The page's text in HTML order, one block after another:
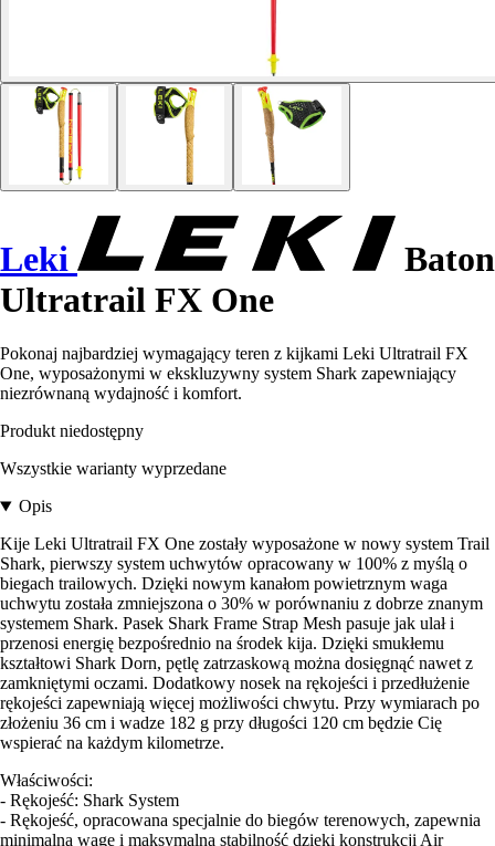
Leki
Baton
Ultratrail FX One
Pokonaj najbardziej wymagający teren z kijkami Leki Ultratrail FX
One, wyposażonymi w ekskluzywny system Shark zapewniający
niezrównaną wydajność i komfort.
Produkt niedostępny
Wszystkie warianty wyprzedane
Opis
Kije Leki Ultratrail FX One zostały wyposażone w nowy system Trail
Shark, pierwszy system uchwytów opracowany w 100% z myślą o
biegach trailowych. Dzięki nowym kanałom powietrznym waga
uchwytu została zmniejszona o 30% w porównaniu z dobrze znanym
systemem Shark. Pasek Shark Frame Strap Mesh pasuje jak ulał i
przenosi energię bezpośrednio na środek kija. Dzięki smukłemu
kształtowi Shark Dorn, pętlę zatrzaskową można dosięgnąć nawet z
zamkniętymi oczami. Dodatkowy nosek na rękojeści i przedłużenie
rękojeści zapewniają więcej możliwości chwytu. Przy wymiarach po
złożeniu 36 cm i wadze 182 g przy długości 120 cm będzie Cię
wspierać na każdym kilometrze.
Właściwości:
- Rękojeść: Shark System
- Rękojeść, opracowana specjalnie do biegów terenowych, zapewnia
minimalną wagę i maksymalną stabilność dzięki konstrukcji Air